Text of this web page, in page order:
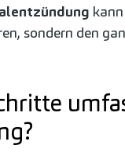
sondern den